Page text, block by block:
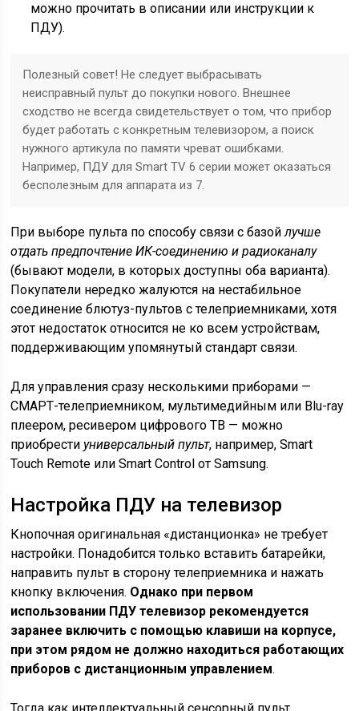
можно прочитать в описании или инструкции к
ПДУ).
Полезный совет! Не следует выбрасывать
неисправный пульт до покупки нового. Внешнее
сходство не всегда свидетельствует о том, что прибор
будет работать с конкретным телевизором, а поиск
нужного артикула по памяти чреват ошибками.
Например, ПДУ для Smart TV 6 серии может оказаться
бесполезным для аппарата из 7.
При выборе пульта по способу связи с базойлучше
отдать предпочтение ИК-соединению и радиоканалу
(бывают модели, в которых доступны оба варианта).
Покупатели нередко жалуются на нестабильное
соединение блютуз-пультов с телеприемниками, хотя
этот недостаток относится не ко всем устройствам,
поддерживающим упомянутый стандарт связи.
Для управления сразу несколькими приборами —
СМАРТ-телеприемником, мультимедийным или Blu-ray
плеером, ресивером цифрового ТВ — можно
приобрести универсальный пульт, например, Smart
Touch Remote или Smart Control от Samsung.
Настройка ПДУ на телевизор
Кнопочная оригинальная «дистанционка» не требует
настройки. Понадобится только вставить батарейки,
направить пульт в сторону телеприемника и нажать
кнопку включения. Однако при первом
использовании ПДУ телевизор рекомендуется
заранее включить с помощью клавиши на корпусе,
при этом рядом не должно находиться работающих
приборов с дистанционным управлением.